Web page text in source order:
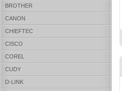
BROTHER
CANON
CHIEFTEC
CISCO
COREL
CUDY
D-LINK